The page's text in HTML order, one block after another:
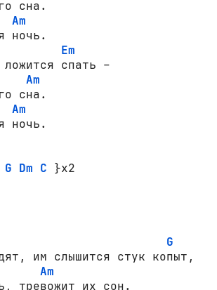
Am
ночь.
Em
ложится спать –
Am
Am
ночь.
G Dm C }x2
G
им слышится стук копыт,
Am